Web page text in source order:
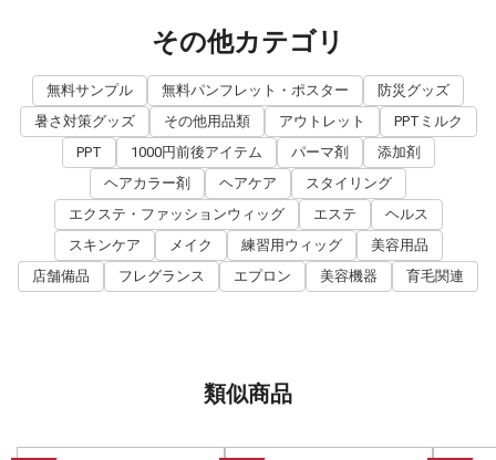
その他カテゴリ
無料サンプル 無料パンフレット・ポスター
防災グッズ
暑さ対策グッズ
その他用品類 アウトレット
PPTミルク
PPT
1000円前後アイテム パーマ剤
添加剤
ヘアカラー剤
ヘアケア
スタイリング
エクステ・ファッションウィッグ
エステ
ヘルス
スキンケア
メイク 練習用ウィッグ
美容用品
店舗備品
フレグランス エプロン 美容機器 育毛関連
類似商品